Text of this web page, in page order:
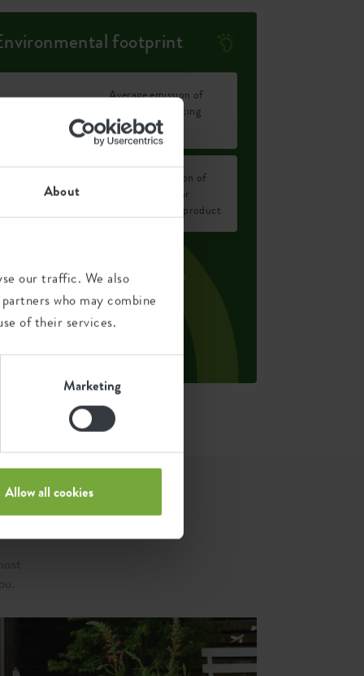
About
our traffic. We also
who may combine
of their services.
Marketing
Allow all cookies
footprint
0.255
kg
Average emission of
CO2 for producing
this product
0.3
kWh
Average emission of
green energy for
producing this product
The emission per product is based on the
CO2 emission of the elho group. To
the footprint per product, we
the total CO2 footprint by the
of each product.
Anthesis 2023